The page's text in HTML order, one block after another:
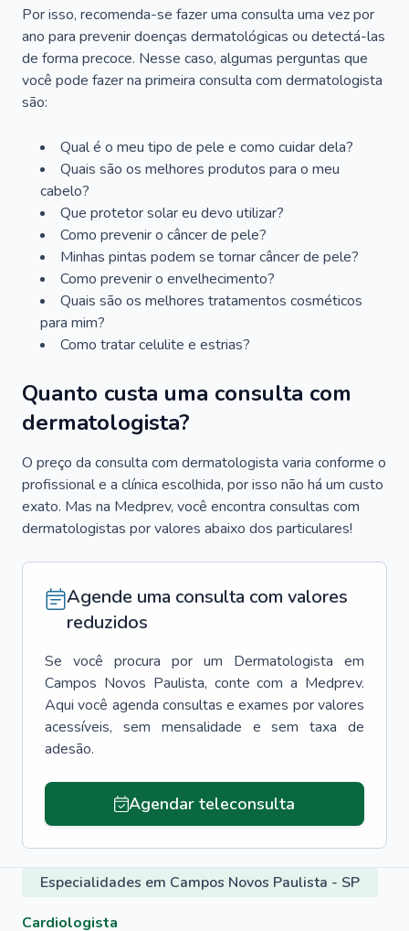
Por isso, recomenda-se fazer uma consulta uma vez por
ano para prevenir doenças dermatológicas ou detectá-las
de forma precoce. Nesse caso, algumas perguntas que
você pode fazer na primeira consulta com dermatologista
são:
Qual é o meu tipo de pele e como cuidar dela?
Quais são os melhores produtos para o meu
cabelo?
Que protetor solar eu devo utilizar?
Como prevenir o câncer de pele?
Minhas pintas podem se tornar câncer de pele?
Como prevenir o envelhecimento?
Quais são os melhores tratamentos cosméticos
para mim?
Como tratar celulite e estrias?
Quanto custa uma consulta com
dermatologista?
O preço da consulta com dermatologista varia conforme o
profissional e a clínica escolhida, por isso não há um custo
exato. Mas na Medprev, você encontra consultas com
dermatologistas por valores abaixo dos particulares!
Agende uma consulta com valores
reduzidos
Se você procura por um Dermatologista em
Campos Novos Paulista, conte com a Medprev.
Aqui você agenda consultas e exames por valores
acessíveis, sem mensalidade e sem taxa de
adesão.
Agendar teleconsulta
Especialidades em Campos Novos Paulista - SP
Cardiologista